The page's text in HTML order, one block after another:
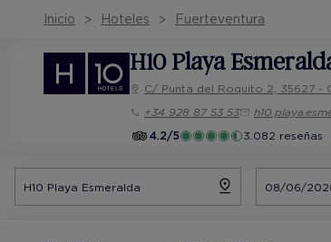
Inicio Hoteles Fuerteventura
H10 Playa
C/ Punta del Roquito 2, 35627 -
+34 928 87 53 53
4.2/5
3.082 reseñas